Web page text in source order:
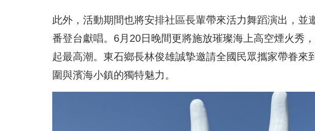
此外，活動期間也將安排社區長輩帶來活力舞蹈演出，並
番登台獻唱。6月20日晚間更將施放璀璨海上高空煙火秀
起最高潮。東石鄉長林俊雄誠摯邀請全國民眾攜家帶眷來
圍與濱海小鎮的獨特魅力。